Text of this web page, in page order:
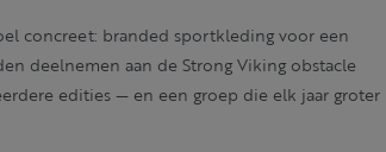
concreet: branded sportkleding voor een
deelnemen aan de Strong Viking obstacle
edities — en een groep die elk jaar groter